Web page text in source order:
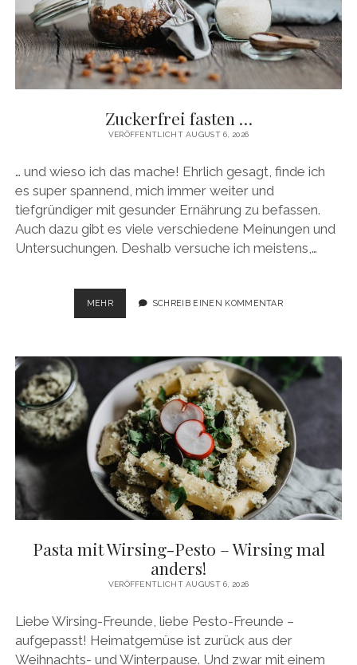
DATENSCHUTZ
facebook
pinterestinstagram
amazon
E-
Zuckerfrei fasten …
VERÖFFENTLICHT AUGUST 6, 2026
… und wieso ich das mache! Ehrlich gesagt, finde ich
es super spannend, mich immer weiter und
tiefgründiger mit gesunder Ernährung zu befassen.
Auch dazu gibt es viele verschiedene Meinungen und
Untersuchungen. Deshalb versuche ich meistens,…
MEHRZUCKERFREI
FASTEN
SCHREIB EINEN KOMMENTAR
Pasta mit Wirsing-Pesto – Wirsing mal
anders!
VERÖFFENTLICHT AUGUST 6, 2026
Liebe Wirsing-Freunde, liebe Pesto-Freunde –
aufgepasst! Heimatgemüse ist zurück aus der
Weihnachts- und Winterpause. Und zwar mit einem